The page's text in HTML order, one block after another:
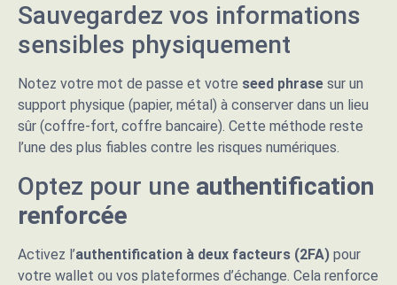
Sauvegardez vos informations
sensibles physiquement
Notez votre mot de passe et votre seed phrase sur un
support physique (papier, métal) à conserver dans un lieu
sûr (coffre-fort, coffre bancaire). Cette méthode reste
l’une des plus fiables contre les risques numériques.
Optez pour une authentification
renforcée
Activez l’authentification à deux facteurs (2FA) pour
votre wallet ou vos plateformes d’échange. Cela renforce